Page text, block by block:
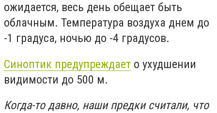
ожидается, весь день обещает быть
облачным. Температура воздуха днем до
-1 градуса, ночью до -4 градусов.
Синоптик предупреждает о ухудшении
видимости до 500 м.
Когда-то давно, наши предки считали, что